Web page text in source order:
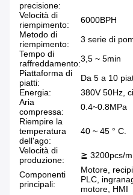
precisione:
Velocità di
riempimento:
6000BPH
Metodo di
riempimento:
3 serie di
Tempo di
raffreddamento:3,5 ~ 5min
Piattaforma di
piatti:
Da 5 a 10
Energia:
380V 50Hz,
Aria
compressa:
0.4~0.8MPa
Riempire la
temperatura
dell'ago:
40 ~ 45 ° C.
Velocità di
produzione:
≧ 3200pcs/
Componenti
principali:
Motore,
PLC,
motore, HMI